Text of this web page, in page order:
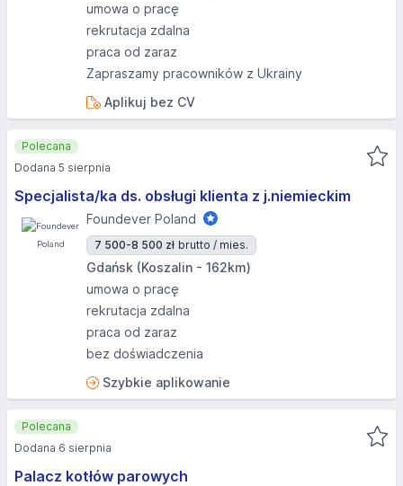
umowa o pracę
rekrutacja zdalna
praca od zaraz
Zapraszamy pracowników z Ukrainy
Aplikuj bez CV
Specjalista/ka ds. obsługi klienta z j.niemieckim
Foundever Poland
7 500-8 500 zł brutto / mies.
Gdańsk (Koszalin - 162km)
umowa o pracę
rekrutacja zdalna
praca od zaraz
bez doświadczenia
Szybkie aplikowanie
Polecana
Dodana 5 sierpnia
Palacz kotłów parowych
Polecana
Dodana 6 sierpnia